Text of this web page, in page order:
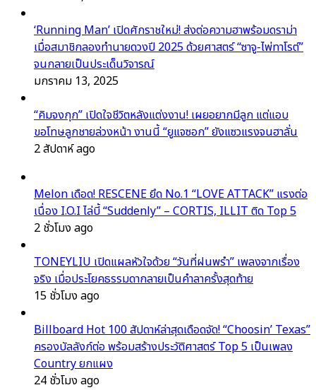
‘Running Man’ เปิดศักราชใหม่! ส่งต่อความฮาพร้อมดราม่า
เมื่อสมาชิกลองทำนายดวงปี 2025 ด้วยศาสตร์ “ซาจู-ไพ่ทาโรต์”
จนกลายเป็นประเด็นวิจารณ์
มกราคม 13, 2025
“คิมจงกุก” เปิดใจชีวิตหลังแต่งงาน! เผยอยากมีลูก แต่แอบ
ขอโทษลูกชายล่วงหน้า งานนี้ “ยูแจซอก” ยังแซวแรงจนฮาลั่น
2 สัปดาห์ ago
Melon เดือด! RESCENE ยึด No.1 “LOVE ATTACK” แรงต่อ
เนื่อง I.O.I ไล่บี้ “Suddenly” – CORTIS, ILLIT ติด Top 5
2 ชั่วโมง ago
TONEYLIU เปิดแผลหัวใจด้วย “วันที่ฝนพรำ” เพลงจากเรื่อง
จริง เมื่อประโยคธรรมดากลายเป็นคำลาครั้งสุดท้าย
15 ชั่วโมง ago
Billboard Hot 100 สัปดาห์ล่าสุดเดือดจัด! “Choosin’ Texas”
ครองบัลลังก์ต่อ พร้อมสร้างประวัติศาสตร์ Top 5 เป็นเพลง
Country ยกแผง
24 ชั่วโมง ago